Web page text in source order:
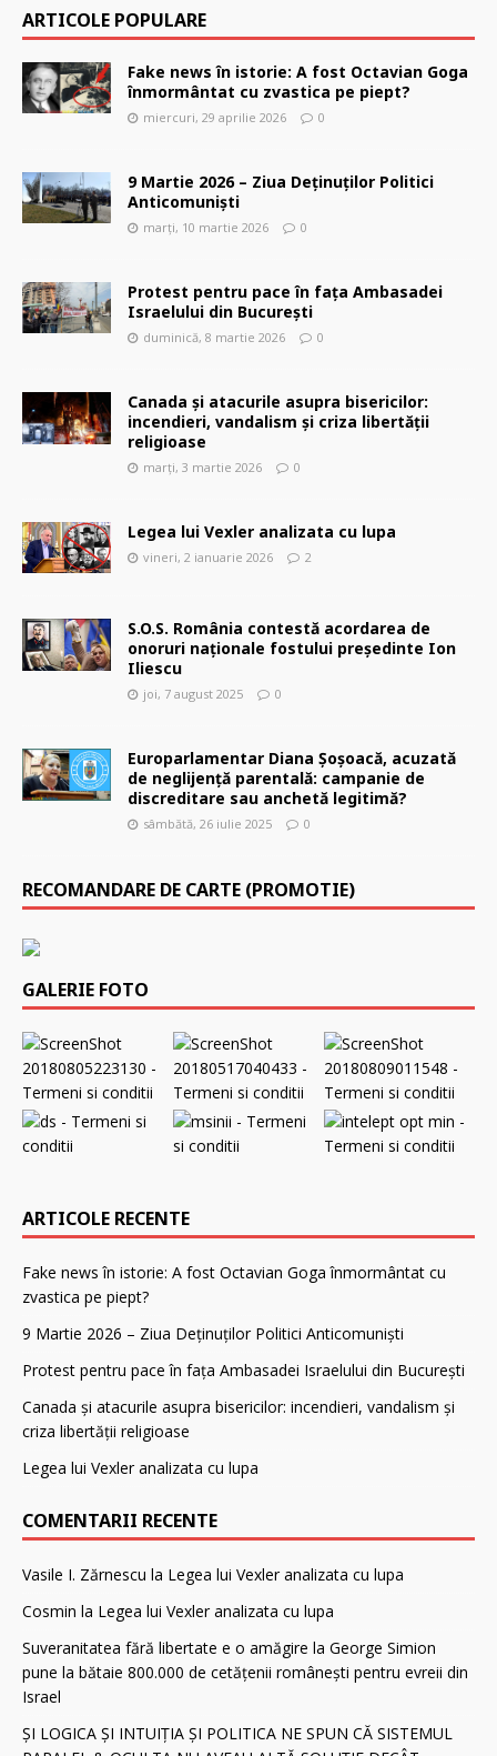
ARTICOLE POPULARE
Fake news în istorie: A fost Octavian Goga
înmormântat cu zvastica pe piept?
miercuri, 29 aprilie 2026 0
9 Martie 2026 – Ziua Deținuților Politici
Anticomuniști
marți, 10 martie 2026 0
Protest pentru pace în fața Ambasadei
Israelului din București
duminică, 8 martie 2026 0
Canada și atacurile asupra bisericilor:
incendieri, vandalism și criza libertății
religioase
marți, 3 martie 2026 0
Legea lui Vexler analizata cu lupa
vineri, 2 ianuarie 2026 2
S.O.S. România contestă acordarea de
onoruri naționale fostului președinte Ion
Iliescu
joi, 7 august 2025 0
Europarlamentar Diana Șoșoacă, acuzată
de neglijență parentală: campanie de
discreditare sau anchetă legitimă?
sâmbătă, 26 iulie 2025 0
RECOMANDARE DE CARTE (PROMOTIE)
GALERIE FOTO
ARTICOLE RECENTE
Fake news în istorie: A fost Octavian Goga înmormântat cu
zvastica pe piept?
9 Martie 2026 – Ziua Deținuților Politici Anticomuniști
Protest pentru pace în fața Ambasadei Israelului din București
Canada și atacurile asupra bisericilor: incendieri, vandalism și
criza libertății religioase
Legea lui Vexler analizata cu lupa
COMENTARII RECENTE
Vasile I. Zărnescu la Legea lui Vexler analizata cu lupa
Cosmin la Legea lui Vexler analizata cu lupa
Suveranitatea fără libertate e o amăgire la George Simion
pune la bătaie 800.000 de cetăţenii românești pentru evreii din
Israel
ȘI LOGICA ȘI INTUIȚIA ȘI POLITICA NE SPUN CĂ SISTEMUL